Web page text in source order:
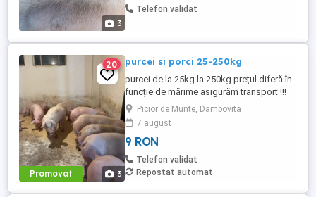
3
Telefon validat
Promovat 3
20 purcei si porci 25-250kg
purcei de la 25kg la 250kg prețul diferă în
funcție de mărime asigurăm transport !!!
prețul pornește de la 500 de lei
Picior de Munte, Dambovita
7 august
9 RON
Telefon validat
Repostat automat